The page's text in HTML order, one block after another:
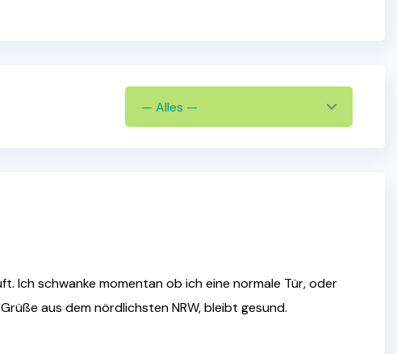
Ich schwanke momentan ob ich eine normale Tür, oder
aus dem nördlichsten NRW, bleibt gesund.